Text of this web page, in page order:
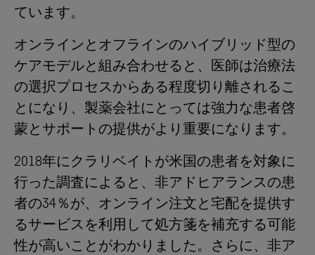
ています。
オンラインとオフラインのハイブリッド型の
ケアモデルと組み合わせると、医師は治療法
の選択プロセスからある程度切り離されるこ
とになり、製薬会社にとっては強力な患者啓
蒙とサポートの提供がより重要になります。
2018年にクラリベイトが米国の患者を対象に
行った調査によると、非アドヒアランスの患
者の34％が、オンライン注文と宅配を提供す
るサービスを利用して処方箋を補充する可能
性が高いことがわかりました。さらに、非ア